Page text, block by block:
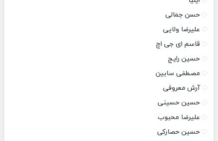
حسن جمالی
علیرضا ولایی
قاسم ای جی اچ
حسین رایج
مصطفی سابین
آرش معروفی
حسین حسینی
علیرضا محبوب
حسین حصارکی